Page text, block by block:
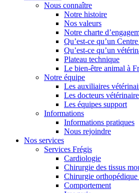
Nous connaître
Notre histoire
Nos valeurs
Notre charte
Qu’est-ce qu’un
Qu’est-ce qu’un
Plateau technique
Le bien-être animal à
Notre équipe
Les auxiliaires
Les docteurs
Les équipes support
Informations
Informations pratiques
Nous rejoindre
Nos services
Services Frégis
Cardiologie
Chirurgie des tissus
Chirurgie
Comportement